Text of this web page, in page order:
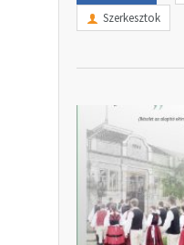
Szerkesztok